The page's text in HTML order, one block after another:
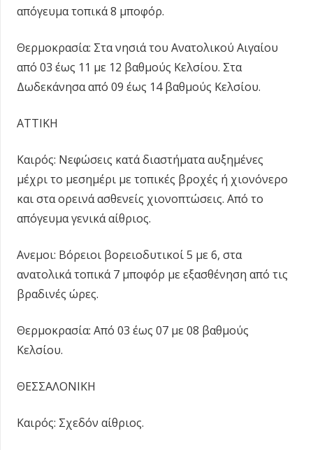
απόγευμα τοπικά 8 μποφόρ.
Θερμοκρασία: Στα νησιά του Ανατολικού Αιγαίου
από 03 έως 11 με 12 βαθμούς Κελσίου. Στα
Δωδεκάνησα από 09 έως 14 βαθμούς Κελσίου.
ΑΤΤΙΚΗ
Καιρός: Νεφώσεις κατά διαστήματα αυξημένες
μέχρι το μεσημέρι με τοπικές βροχές ή χιονόνερο
και στα ορεινά ασθενείς χιονοπτώσεις. Από το
απόγευμα γενικά αίθριος.
Ανεμοι: Βόρειοι βορειοδυτικοί 5 με 6, στα
ανατολικά τοπικά 7 μποφόρ με εξασθένηση από τις
βραδινές ώρες.
Θερμοκρασία: Από 03 έως 07 με 08 βαθμούς
Κελσίου.
ΘΕΣΣΑΛΟΝΙΚΗ
Καιρός: Σχεδόν αίθριος.